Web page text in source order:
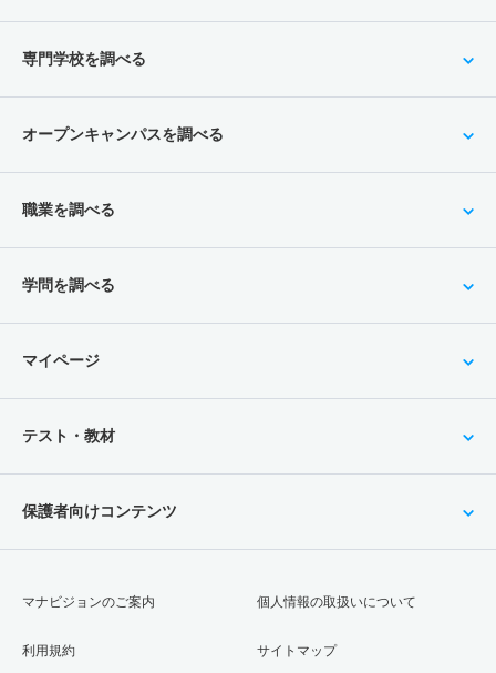
専門学校を調べる
オープンキャンパスを調べる
職業を調べる
学問を調べる
マイページ
テスト・教材
保護者向けコンテンツ
マナビジョンのご案内
利用規約
個人情報の取扱いについて
サイトマップ